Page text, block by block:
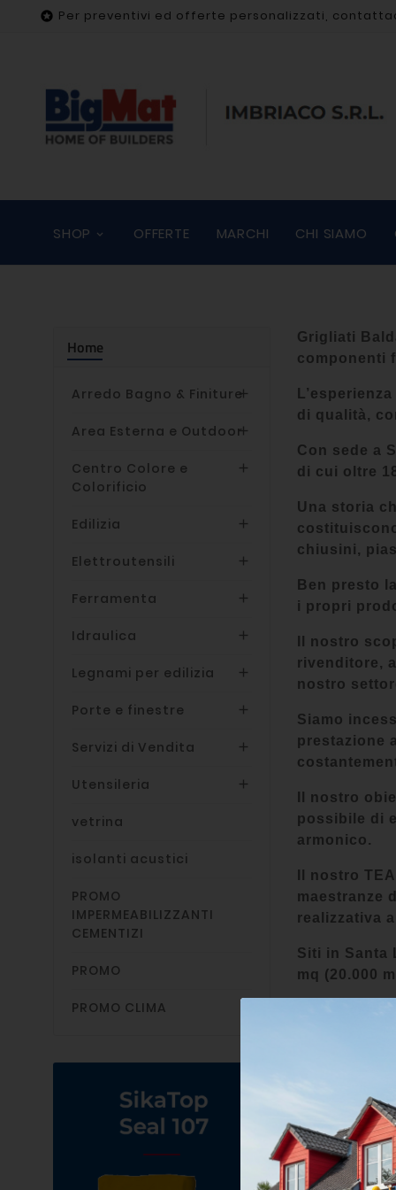
 Per preventivi ed offerte personalizzati,
SHOP OFFERTE MARCHI CHI SIAMO
Home
Arredo Bagno & Finiture
Area Esterna e Outdoor
Centro Colore e
Colorificio

Edilizia 
Elettroutensili 
Ferramenta 
Idraulica 
Legnami per edilizia 
Porte e finestre 
Servizi di Vendita 
Utensileria 
vetrina
isolanti acustici
PROMO
IMPERMEABILIZZANTI
CEMENTIZI
PROMO
PROMO CLIMA
Grigliati
componenti
di qualità,
Con sede a
di cui oltre
Una storia
chiusini,
Ben presto
i propri
Il nostro
rivenditore,
nostro
Siamo
prestazione
Il nostro
possibile di
armonico.
Il nostro
maestranze
realizzativa
Siti in Santa
mq (20.000
controllo
marketing
logistica